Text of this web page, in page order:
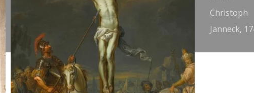
1758.
Christoph
Janneck,